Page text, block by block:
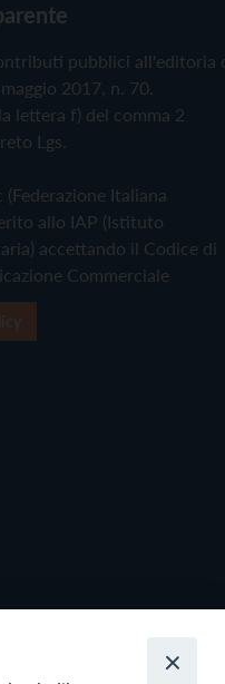
pubblici all'editoria
2017, n. 70.
lettera f) del comma 2
Lgs.
Italiana
allo IAP (Istituto
accettando il Codice di
Commerciale